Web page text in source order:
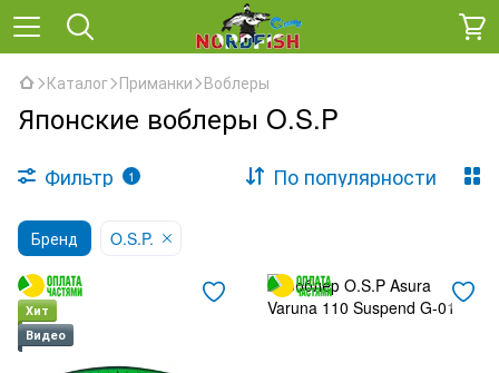
Каталог Приманки Воблеры
Японские воблеры O.S.P
Фильтр 1 По популярности
Бренд O.S.P.
Хит
Видео